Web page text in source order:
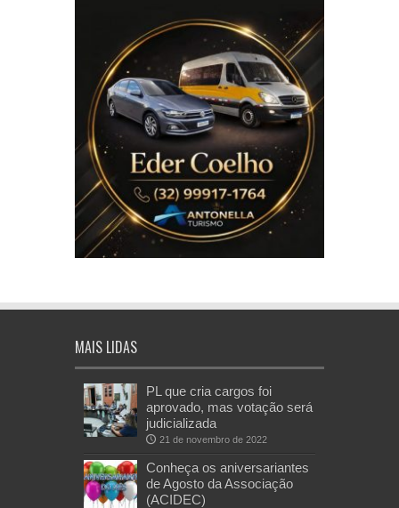
MAIS LIDAS
PL que cria cargos foi
aprovado, mas votação será
judicializada
21 de novembro de 2022
Conheça os aniversariantes
de Agosto da Associação
(ACIDEC)